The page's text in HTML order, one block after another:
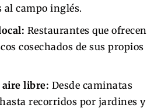
al campo inglés.
Restaurantes que ofrecen
cosechados de sus propios
aire libre: Desde caminatas
recorridos por jardines y